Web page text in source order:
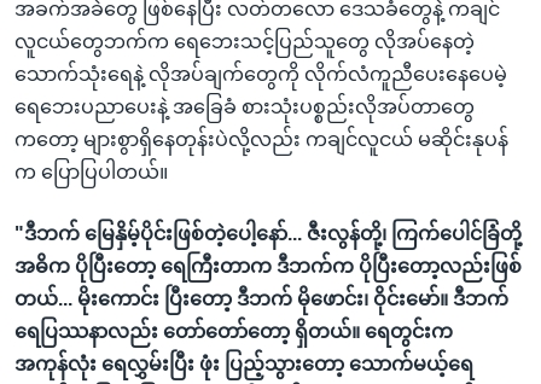
အခက်အခဲတွေ ဖြစ်နေပြီး လတ်တလော ဒေသခံတွေနဲ့ ကချင်
လူငယ်တွေဘက်က ရေဘေးသင့်ပြည်သူတွေ လိုအပ်နေတဲ့
သောက်သုံးရေနဲ့ လိုအပ်ချက်တွေကို လိုက်လံကူညီပေးနေပေမဲ့
ရေဘေးပညာပေးနဲ့ အခြေခံ စားသုံးပစ္စည်းလိုအပ်တာတွေ
ကတော့ များစွာရှိနေတုန်းပဲလို့လည်း ကချင်လူငယ် မဆိုင်းနုပန်
က ပြောပြပါတယ်။
"ဒီဘက် မြေနှိမ့်ပိုင်းဖြစ်တဲ့ပေါ့နော်... ဇီးလွန်တို့၊ ကြက်ပေါင်ခြံတို့
အဓိက ပိုပြီးတော့ ရေကြီးတာက ဒီဘက်က ပိုပြီးတော့လည်းဖြစ်
တယ်... မိုးကောင်း ပြီးတော့ ဒီဘက် မိုဖောင်း၊ ဝိုင်းမော်။ ဒီဘက်
ရေပြဿနာလည်း တော်တော်တော့ ရှိတယ်။ ရေတွင်းက
အကုန်လုံး ရေလွှမ်းပြီး ဖုံး ပြည့်သွားတော့ သောက်မယ့်ရေ